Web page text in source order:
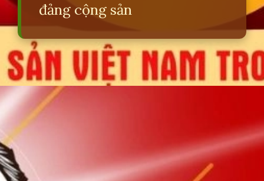
đảng cộng sản
Đang mở